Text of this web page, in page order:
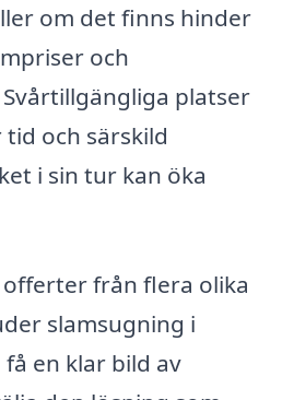
om det finns hinder
och
platser
och särskild
i sin tur kan öka
från flera olika
slamsugning i
en klar bild av